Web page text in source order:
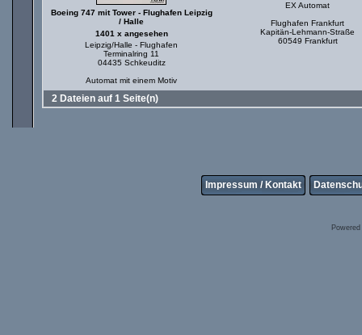
Boeing 747 mit Tower - Flughafen Leipzig
/ Halle
1401 x angesehen
Leipzig/Halle - Flughafen
Terminalring 11
04435 Schkeuditz
Automat mit einem Motiv
EX Automat
Flughafen Frankfurt
Kapitän-Lehmann-Straße
60549 Frankfurt
2 Dateien auf 1 Seite(n)
Impressum / Kontakt